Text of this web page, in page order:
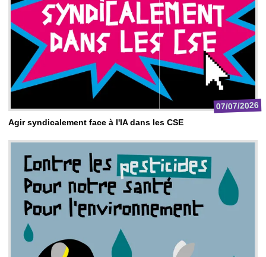
07/07/2026
Agir syndicalement face à l'IA dans les CSE